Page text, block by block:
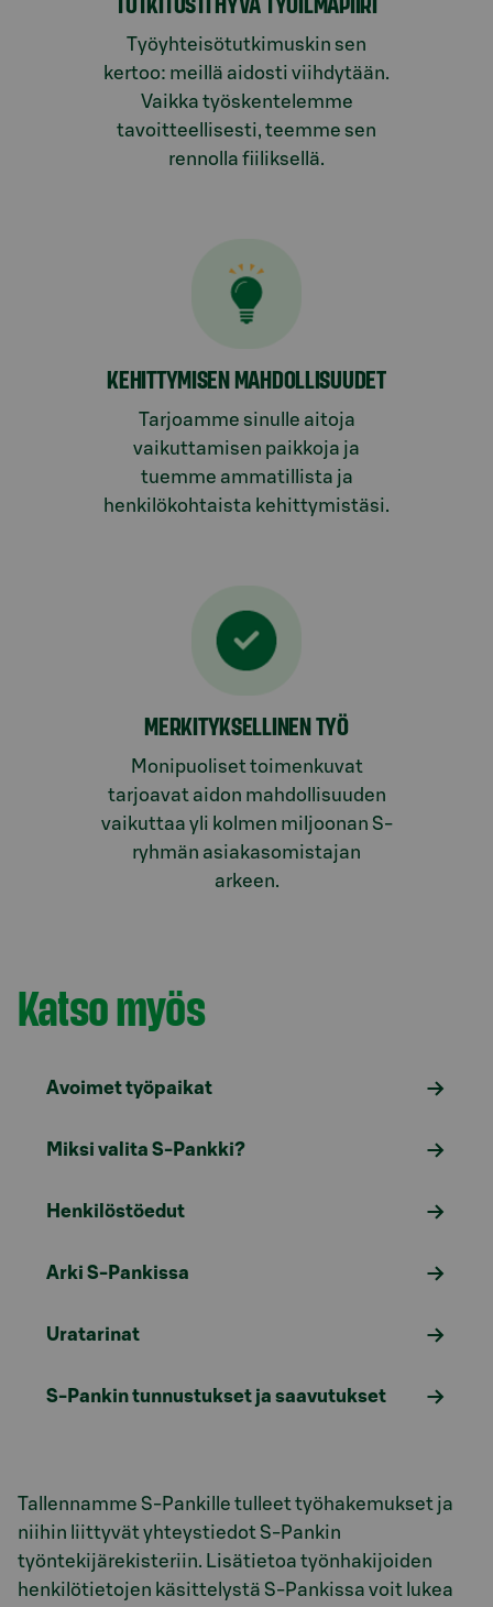
Työyhteisötutkimuskin sen
kertoo: meillä aidosti viihdytään.
Vaikka työskentelemme
tavoitteellisesti, teemme sen
rennolla fiiliksellä.
KEHITTYMISEN MAHDOLLISUUDET
Tarjoamme sinulle aitoja
vaikuttamisen paikkoja ja
tuemme ammatillista ja
henkilökohtaista kehittymistäsi.
MERKITYKSELLINEN TYÖ
Monipuoliset toimenkuvat
tarjoavat aidon mahdollisuuden
vaikuttaa yli kolmen miljoonan S-
ryhmän asiakasomistajan
arkeen.
Katso myös
Avoimet työpaikat
Miksi valita S-Pankki?
Henkilöstöedut
Arki S-Pankissa
Uratarinat
S-Pankin tunnustukset ja saavutukset
Tallennamme S-Pankille tulleet työhakemukset ja
niihin liittyvät yhteystiedot S-Pankin
työntekijärekisteriin. Lisätietoa työnhakijoiden
henkilötietojen käsittelystä S-Pankissa voit lukea